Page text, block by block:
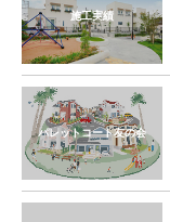
施工実績
パレットコート友の会